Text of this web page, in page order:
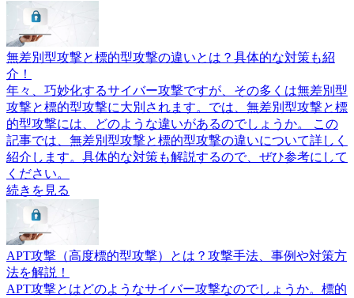
無差別型攻撃と標的型攻撃の違いとは？具体的な対策も紹
介！
年々、巧妙化するサイバー攻撃ですが、その多くは無差別型
攻撃と標的型攻撃に大別されます。では、無差別型攻撃と標
的型攻撃には、どのような違いがあるのでしょうか。 この
記事では、無差別型攻撃と標的型攻撃の違いについて詳しく
紹介します。具体的な対策も解説するので、ぜひ参考にして
ください。
続きを見る
APT攻撃（高度標的型攻撃）とは？攻撃手法、事例や対策方
法を解説！
APT攻撃とはどのようなサイバー攻撃なのでしょうか。標的